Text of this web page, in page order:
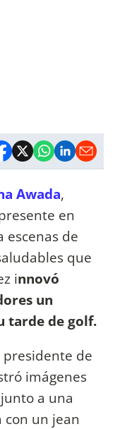
Awada,
en
escenas de
que
innovó
un
tarde de golf.
presidente de
imágenes
a una
con un jean